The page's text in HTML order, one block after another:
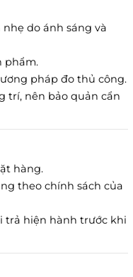
do ánh sáng và
phẩm.
pháp đo thủ công.
trí, nên bảo quản cẩn
hàng.
theo chính sách của
trả hiện hành trước khi